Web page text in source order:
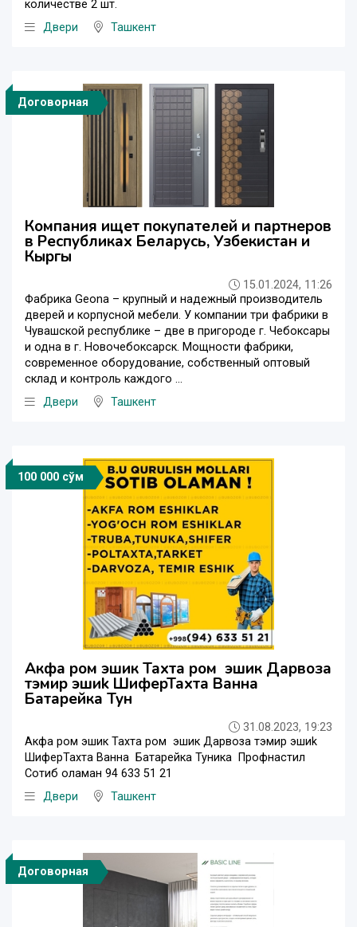
количестве 2 шт.
Двери
Ташкент
Договорная
Компания ищет покупателей и партнеров
в Республиках Беларусь, Узбекистан и
Кыргы
15.01.2024, 11:26
Фабрика Geona – крупный и надежный производитель
дверей и корпусной мебели. У компании три фабрики в
Чувашской республике – две в пригороде г. Чебоксары
и одна в г. Новочебоксарск. Мощности фабрики,
современное оборудование, собственный оптовый
склад и контроль каждого ...
Двери
Ташкент
100 000 сўм
Акфа ром эшик Тахта ром эшик Дарвоза
тэмир эшиk ШиферТахта Ванна
Батарейка Тун
31.08.2023, 19:23
Акфа ром эшик Тахта ром эшик Дарвоза тэмир эшиk
ШиферТахта Ванна Батарейка Туника Профнастил
Сотиб оламан 94 633 51 21
Двери
Ташкент
Договорная